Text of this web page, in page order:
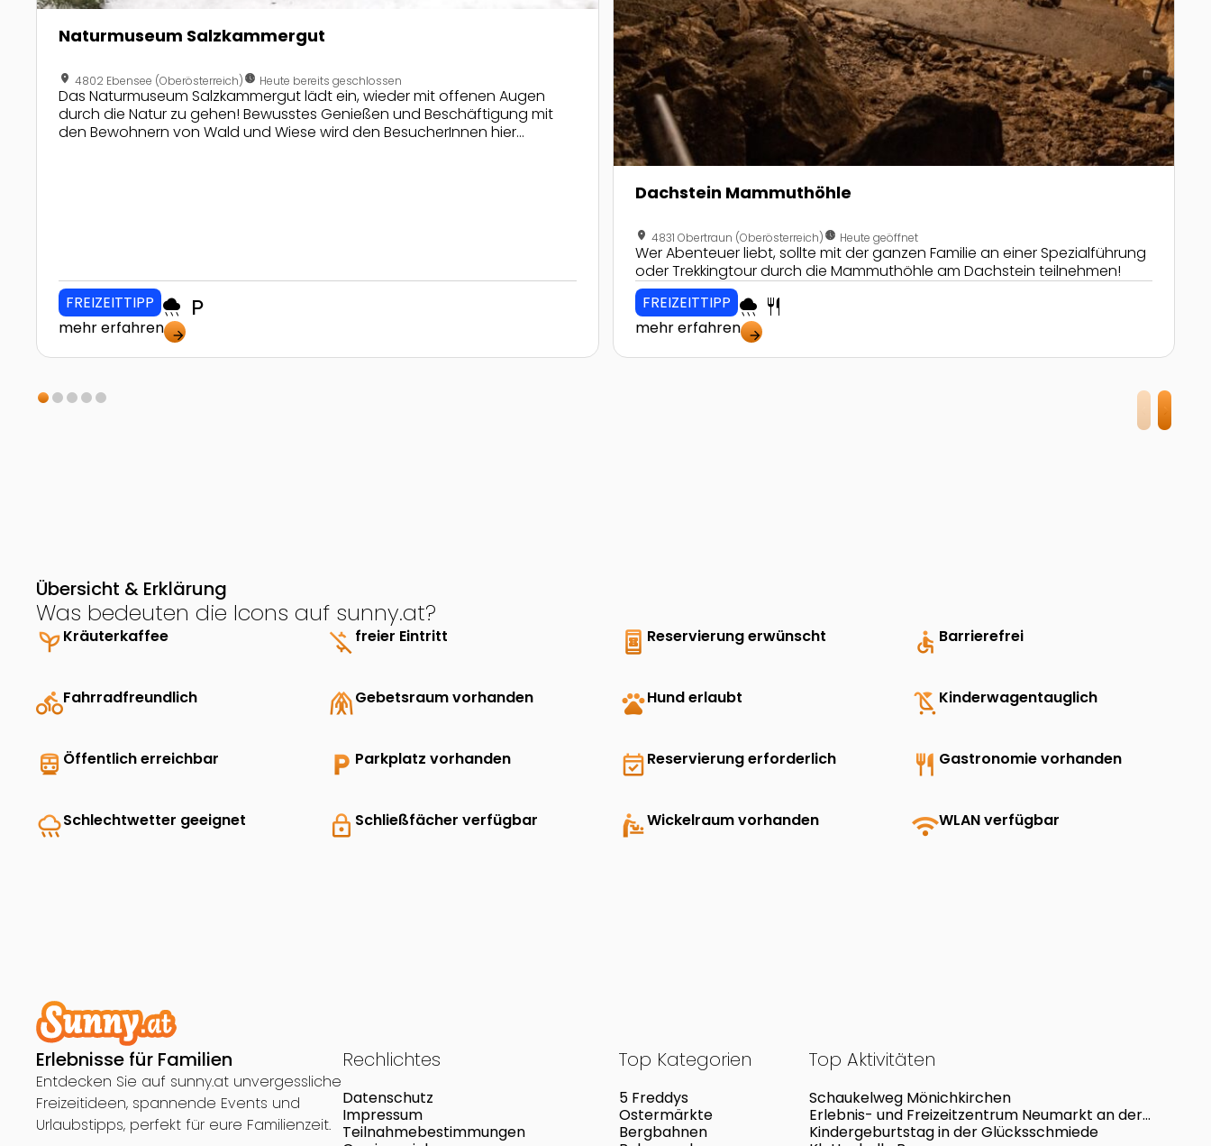
Naturmuseum Salzkammergut
location_on 4802 Ebensee (Oberösterreich)nest_clock_farsight_analog Heute bereits geschlossen
Das Naturmuseum Salzkammergut lädt ein, wieder mit offenen Augen
durch die Natur zu gehen! Bewusstes Genießen und Beschäftigung mit
den Bewohnern von Wald und Wiese wird den BesucherInnen hier
FREIZEITTIPP rainy local_parking
mehr erfahren arrow_forward
Dachstein Mammuthöhle
location_on 4831 Obertraun (Oberösterreich)nest_clock_farsight_analog Heute geöffnet
Wer Abenteuer liebt, sollte mit der ganzen Familie an einer Spezialführung
oder Trekkingtour durch die Mammuthöhle am Dachstein teilnehmen!
FREIZEITTIPP rainy restaurant
mehr erfahren arrow_forward
Übersicht & Erklärung
Was bedeuten die Icons auf sunny.at?
psychiatryKräuterkaffee money_off freier Eintritt book_online Reservierung erwünscht accessible Barrierefrei
directions_bikeFahrradfreundlich folded_handsGebetsraum vorhanden petsHund erlaubt child_friendlyKinderwagentauglich
directions_transit Öffentlich erreichbar local_parking Parkplatz vorhanden event_availableReservierung erforderlich restaurant Gastronomie vorhanden
rainySchlechtwetter geeignet lock Schließfächer verfügbar baby_changing_stationWickelraum vorhanden wifiWLAN verfügbar
Erlebnisse für Familien
Entdecken Sie auf sunny.at unvergessliche
Freizeitideen, spannende Events und
Urlaubstipps, perfekt für eure Familienzeit.
Rechlichtes
Datenschutz
Impressum
Teilnahmebestimmungen
Top Kategorien
5 Freddys
Ostermärkte
Bergbahnen
Top Aktivitäten
Schaukelweg Mönichkirchen
Erlebnis- und Freizeitzentrum Neumarkt an der
Ybbs
Kindergeburtstag in der Glücksschmiede